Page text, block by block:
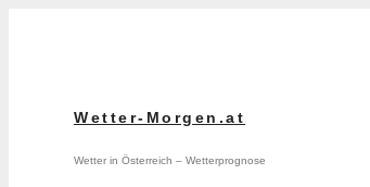
Wetter-Morgen.at
Wetter in Österreich – Wetterprognose